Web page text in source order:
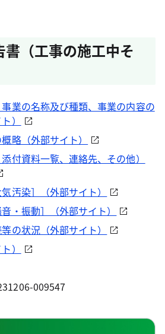
書（工事の施工中そ
業の名称及び種類、事業の内容の
）
略（外部サイト）
付資料一覧、連絡先、その他）
汚染］（外部サイト）
・振動］（外部サイト）
の状況（外部サイト）
）
009547